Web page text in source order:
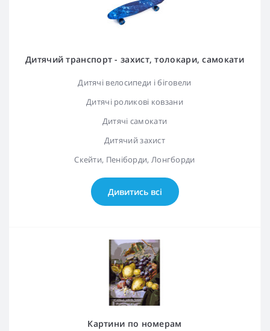
Дитячий транспорт - захист, толокари, самокати
Дитячі велосипеди і біговели
Дитячі роликові ковзани
Дитячі самокати
Дитячий захист
Скейти, Пеніборди, Лонгборди
Дивитись всі
Картини по номерам